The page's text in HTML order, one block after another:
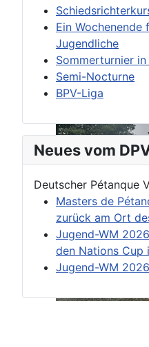
Ein Wochenende
Jugendliche
Sommerturnier
Semi-Nocturne
BPV-Liga
Neues vom
Deutscher Pétanque
Masters de
zurück am Ort
Jugend-WM
den Nations Cup
Jugend-WM